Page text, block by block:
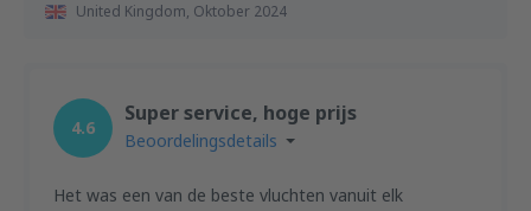
United Kingdom, Oktober 2024
4.6
Super service, hoge prijs
Beoordelingsdetails
Het was een van de beste vluchten vanuit elk